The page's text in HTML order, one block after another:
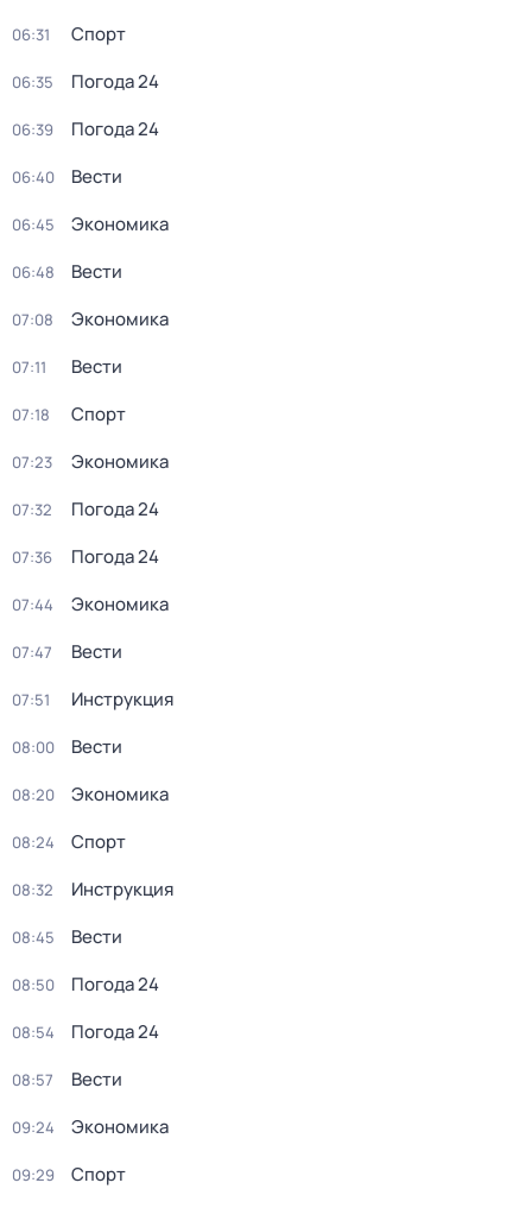
06:31 Спорт
06:35 Погода 24
06:39 Погода 24
06:40 Вести
06:45 Экономика
06:48 Вести
07:08 Экономика
07:11 Вести
07:18 Спорт
07:23 Экономика
07:32 Погода 24
07:36 Погода 24
07:44 Экономика
07:47 Вести
07:51 Инструкция
08:00 Вести
08:20 Экономика
08:24 Спорт
08:32 Инструкция
08:45 Вести
08:50 Погода 24
08:54 Погода 24
08:57 Вести
09:24 Экономика
09:29 Спорт